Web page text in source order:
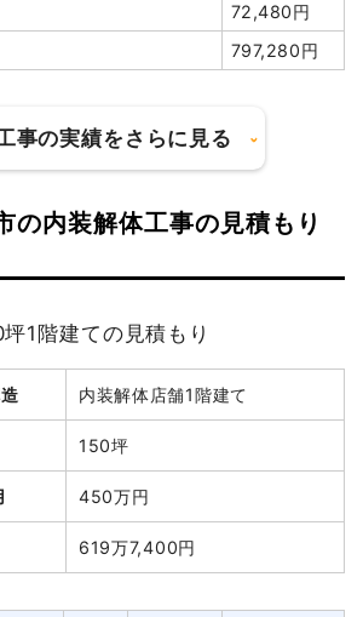
72,480円
797,280円
事の実績をさらに見る
39万6,000円
124万2,000円
て
18坪 22,000円
396,000円
18坪 20,000円
の内装解体工事の見積もり
1階建ての見積もり
内装解体店舗1階建て
150坪
450万円
619万7,400円